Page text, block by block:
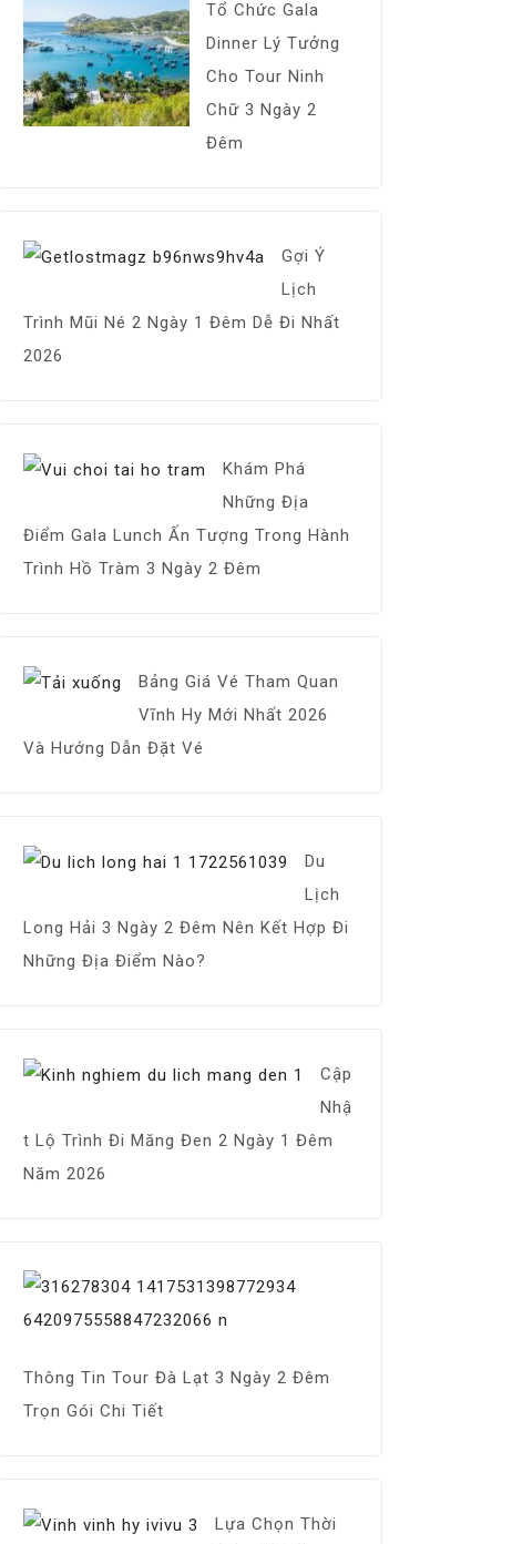
Tổ Chức Gala
Dinner Lý Tưởng
Cho Tour Ninh
Chữ 3 Ngày 2
Đêm
Gợi Ý
Lịch
Trình Mũi Né 2 Ngày 1 Đêm Dễ Đi Nhất
2026
Khám Phá
Những Địa
Điểm Gala Lunch Ấn Tượng Trong Hành
Trình Hồ Tràm 3 Ngày 2 Đêm
Bảng Giá Vé Tham Quan
Vĩnh Hy Mới Nhất 2026
Và Hướng Dẫn Đặt Vé
Du
Lịch
Long Hải 3 Ngày 2 Đêm Nên Kết Hợp Đi
Những Địa Điểm Nào?
Cập
Nhậ
t Lộ Trình Đi Măng Đen 2 Ngày 1 Đêm
Năm 2026
Thông Tin Tour Đà Lạt 3 Ngày 2 Đêm
Trọn Gói Chi Tiết
Lựa Chọn Thời